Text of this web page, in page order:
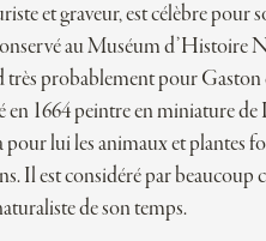
et graveur, est célèbre pour
au Muséum d’Histoire
très probablement pour
en 1664 peintre en miniature
pour lui les animaux et plantes
Il est considéré par beaucoup
de son temps.